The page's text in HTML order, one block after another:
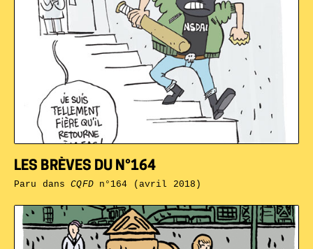
LES BRÈVES DU N°164
Paru dansCQFDn°164 (avril 2018)